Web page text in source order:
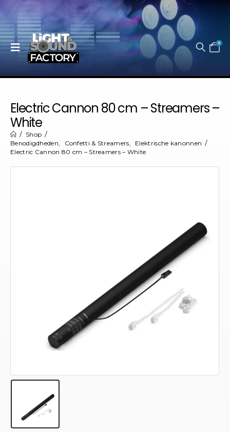
0
Electric Cannon 80 cm – Streamers –
White
Shop
Benodigdheden, Confetti & Streamers,
Elektrische kanonnen
Electric Cannon 80 cm – Streamers – White